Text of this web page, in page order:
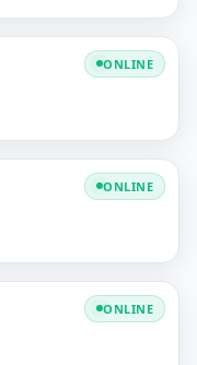
ONLINE
ONLINE
ONLINE